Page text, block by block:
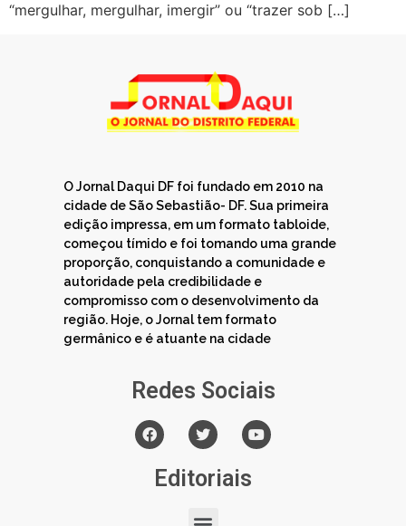
“mergulhar, mergulhar, imergir” ou “trazer sob […]
O Jornal Daqui DF foi fundado em 2010 na
cidade de São Sebastião- DF. Sua primeira
edição impressa, em um formato tabloide,
começou tímido e foi tomando uma grande
proporção, conquistando a comunidade e
autoridade pela credibilidade e
compromisso com o desenvolvimento da
região. Hoje, o Jornal tem formato
germânico e é atuante na cidade
Redes Sociais
Editoriais